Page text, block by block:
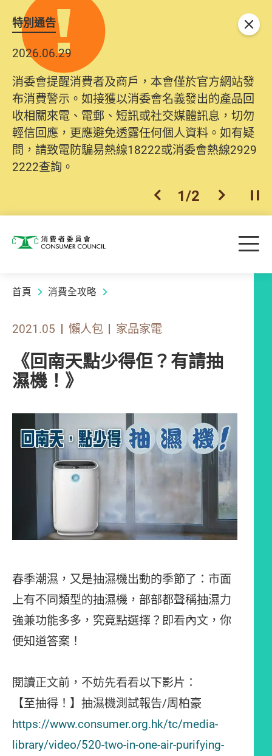
特別通告
2026.06.29
消委會提醒消費者及商戶，本會僅於官方網站發
布消費警示。如接獲以消委會名義發出的產品回
收相關來電、電郵、短訊或社交媒體訊息，切勿
輕信回應，更應避免透露任何個人資料。如有疑
問，請致電防騙易熱線18222或消委會熱線2929
2222查詢。
上一個
1/2 下一個開
關閉
消費者委員會 目
首頁 消費全攻略
2021.05 懶人包 家品家電
《回南天點少得佢？有請抽
濕機！》
春季潮濕，又是抽濕機出動的季節了：市面
上有不同類型的抽濕機，部部都聲稱抽濕力
強兼功能多多，究竟點選擇？即看內文，你
便知道答案！
閱讀正文前，不妨先看看以下影片：
【至抽得！】抽濕機測試報告/周柏豪
https://www.consumer.org.hk/tc/media-
library/video/520-two-in-one-air-purifying-